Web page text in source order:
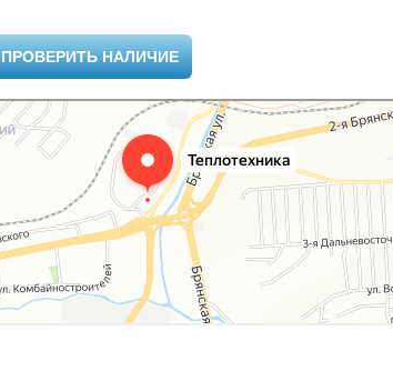
ПРОВЕРИТЬ НАЛИЧИЕ